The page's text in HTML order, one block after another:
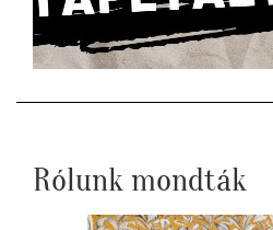
Rólunk mondták